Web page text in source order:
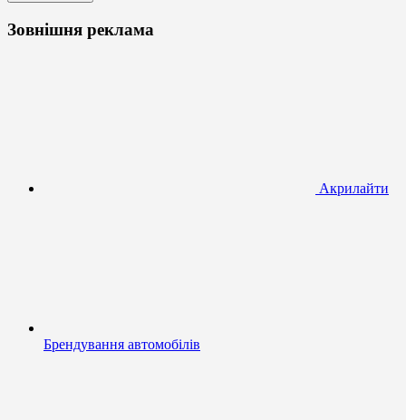
Зовнішня реклама
Акрилайти
Брендування автомобілів